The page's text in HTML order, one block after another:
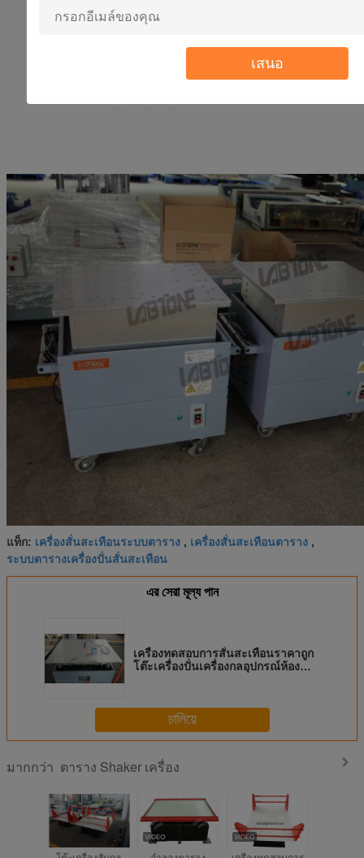
เสนอ
แท็ก: เครื่องสั่นสะเทือนระบบตาราง , เครื่องสั่นสะเทือนตาราง ,
ระบบตารางเครื่องปั่นสั่นสะเทือน
এর সেরা মূল্য পান
เครื่องทดสอบการสั่นสะเทือนราคาถูก
โต๊ะเครื่องปั่นเครื่องกลอุปกรณ์ห้อง
চালিয়ে
มากกว่า ตาราง Shaker เครื่อง